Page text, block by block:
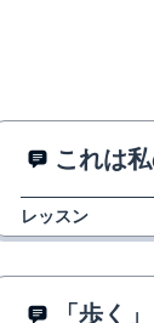
これは私の
レッスン
「歩く」と